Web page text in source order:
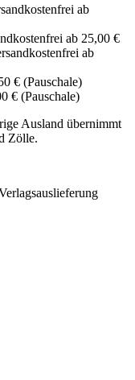
ab
ab 25,00 €
ab
€ (Pauschale)
€ (Pauschale)
Ausland übernimmt
Zölle.